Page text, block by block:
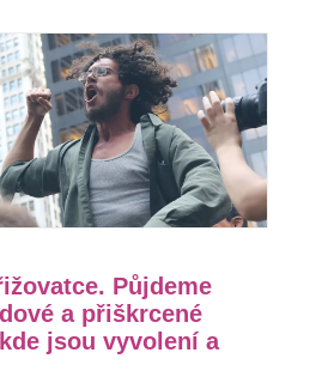
Půjdeme
a přiškrcené
jsou vyvolení a